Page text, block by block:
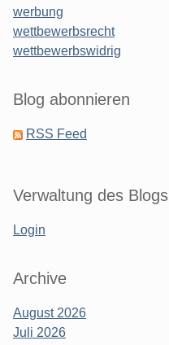
werbung
wettbewerbsrecht
wettbewerbswidrig
Blog abonnieren
RSS Feed
Verwaltung des Blogs
Login
Archive
August 2026
Juli 2026